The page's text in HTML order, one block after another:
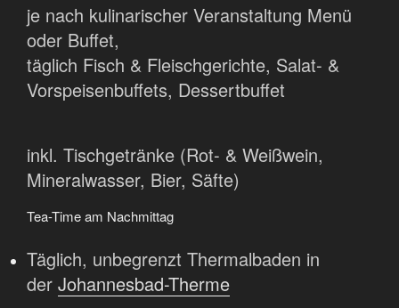
je nach kulinarischer Veranstaltung Menü
oder Buffet,
täglich Fisch & Fleischgerichte, Salat- &
Vorspeisenbuffets, Dessertbuffet
inkl. Tischgetränke (Rot- & Weißwein,
Mineralwasser, Bier, Säfte)
Tea-Time am Nachmittag
Täglich, unbegrenzt Thermalbaden in
der Johannesbad-Therme